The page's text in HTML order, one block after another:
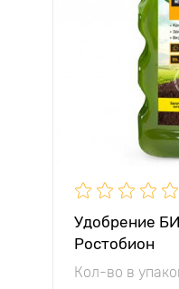
Удобрение
Ростобион
Кол-во в